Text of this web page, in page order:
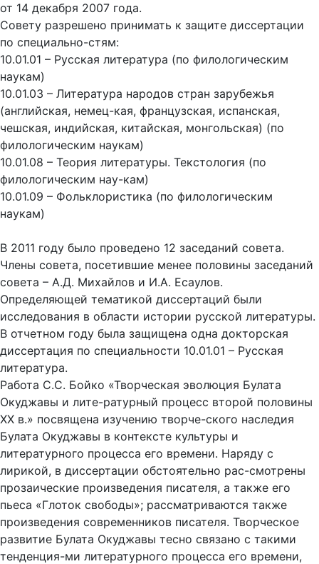
от 14 декабря 2007 года.
Совету разрешено принимать к защите диссертации
по специально-стям:
10.01.01 – Русская литература (по филологическим
наукам)
10.01.03 – Литература народов стран зарубежья
(английская, немец-кая, французская, испанская,
чешская, индийская, китайская, монгольская) (по
филологическим наукам)
10.01.08 – Теория литературы. Текстология (по
филологическим нау-кам)
10.01.09 – Фольклористика (по филологическим
наукам)
В 2011 году было проведено 12 заседаний совета.
Члены совета, посетившие менее половины заседаний
совета – А.Д. Михайлов и И.А. Есаулов.
Определяющей тематикой диссертаций были
исследования в области истории русской литературы.
В отчетном году была защищена одна докторская
диссертация по специальности 10.01.01 – Русская
литература.
Работа С.С. Бойко «Творческая эволюция Булата
Окуджавы и лите-ратурный процесс второй половины
ХХ в.» посвящена изучению творче-ского наследия
Булата Окуджавы в контексте культуры и
литературного процесса его времени. Наряду с
лирикой, в диссертации обстоятельно рас-смотрены
прозаические произведения писателя, а также его
пьеса «Глоток свободы»; рассматриваются также
произведения современников писателя. Творческое
развитие Булата Окуджавы тесно связано с такими
тенденция-ми литературного процесса его времени,